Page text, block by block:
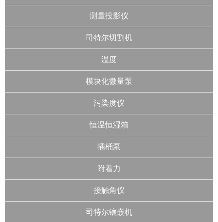
测量投影仪
司特尔切割机
温度
模块化微量泵
污染度仪
恒温恒湿箱
插桶泵
附着力
接触角仪
司特尔镶嵌机